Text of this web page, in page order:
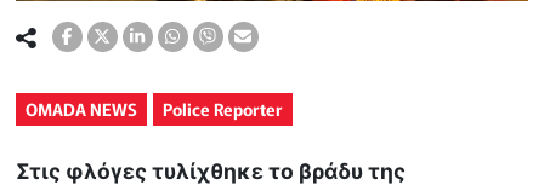
OMADA NEWS Police Reporter
Στις φλόγες τυλίχθηκε το βράδυ της